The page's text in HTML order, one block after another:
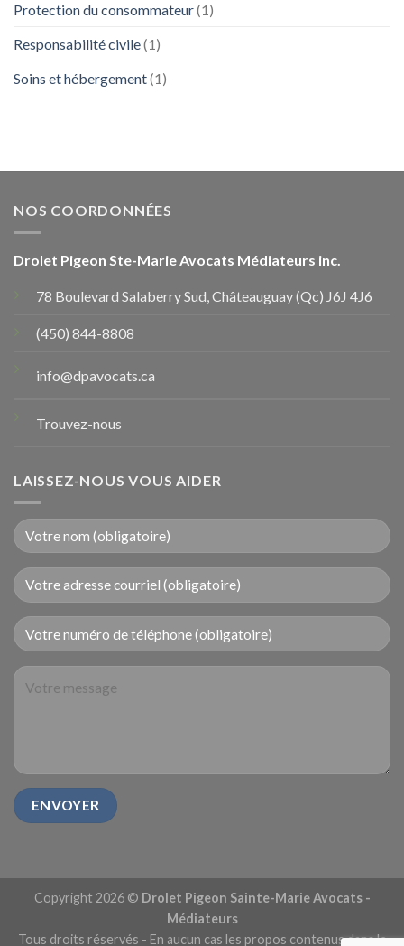
Protection du consommateur(1)
Responsabilité civile(1)
Soins et hébergement(1)
NOS COORDONNÉES
Drolet Pigeon Ste-Marie Avocats Médiateurs inc.
78 Boulevard Salaberry Sud, Châteauguay (Qc) J6J 4J6
(450) 844-8808
info@dpavocats.ca
Trouvez-nous
LAISSEZ-NOUS VOUS AIDER
Copyright 2026 © Drolet Pigeon Sainte-Marie Avocats -
Médiateurs
Tous droits réservés - En aucun cas les propos contenus dans le